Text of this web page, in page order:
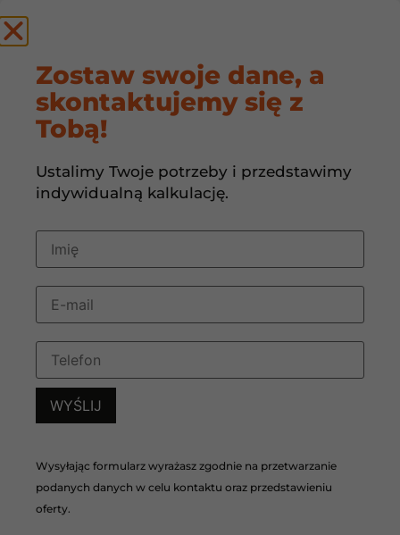
HAŁAS REKUPERACJI
Porównanie alternatywnych
systemów ogrzewania do
Podczas projektowania domu inwestorzy
muszą zwrócić uwagę na wiele kluczowych
Zostaw swoje dane, a
skontaktujemy się z
Tobą!
Ustalimy Twoje potrzeby i przedstawimy
indywidualną kalkulację.
Wysyłając formularz wyrażasz zgodnie na przetwarzanie
podanych danych w celu kontaktu oraz przedstawieniu
oferty.